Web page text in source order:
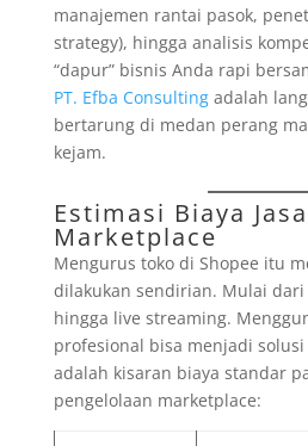
manajemen rantai pasok,
strategy), hingga analisis
“dapur” bisnis Anda rapi
PT. Efba Consultingadalah
bertarung di medan perang
kejam.
Estimasi Biaya
Marketplace
Mengurus toko di Shopee itu
dilakukan sendirian. Mulai dari
hingga live streaming.
profesional bisa menjadi
adalah kisaran biaya standar
pengelolaan marketplace: